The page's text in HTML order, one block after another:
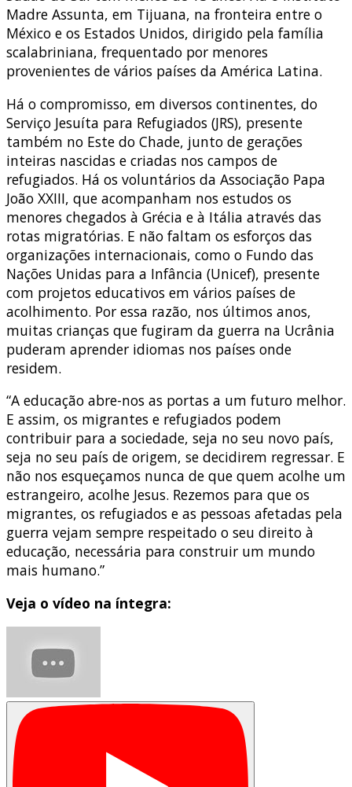
Madre Assunta, em Tijuana, na fronteira entre o
México e os Estados Unidos, dirigido pela família
scalabriniana, frequentado por menores
provenientes de vários países da América Latina.
Há o compromisso, em diversos continentes, do
Serviço Jesuíta para Refugiados (JRS), presente
também no Este do Chade, junto de gerações
inteiras nascidas e criadas nos campos de
refugiados. Há os voluntários da Associação Papa
João XXIII, que acompanham nos estudos os
menores chegados à Grécia e à Itália através das
rotas migratórias. E não faltam os esforços das
organizações internacionais, como o Fundo das
Nações Unidas para a Infância (Unicef), presente
com projetos educativos em vários países de
acolhimento. Por essa razão, nos últimos anos,
muitas crianças que fugiram da guerra na Ucrânia
puderam aprender idiomas nos países onde
residem.
“A educação abre-nos as portas a um futuro melhor.
E assim, os migrantes e refugiados podem
contribuir para a sociedade, seja no seu novo país,
seja no seu país de origem, se decidirem regressar. E
não nos esqueçamos nunca de que quem acolhe um
estrangeiro, acolhe Jesus. Rezemos para que os
migrantes, os refugiados e as pessoas afetadas pela
guerra vejam sempre respeitado o seu direito à
educação, necessária para construir um mundo
mais humano.”
Veja o vídeo na íntegra: